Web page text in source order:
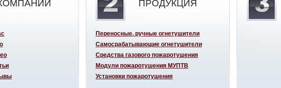
ПРОДУКЦИЯ
Переносные, ручные огнетушители
Самосрабатывающие огнетушители
Средства газового пожаротушения
Модули пожаротушения МУПТВ
Установки пожаротушения